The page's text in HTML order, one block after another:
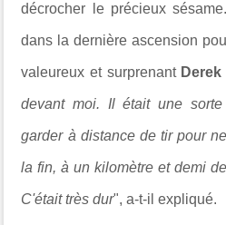
décrocher le précieux
dans la dernière ascension
valeureux et surprenant Derek
devant moi. Il était une
garder à distance de tir pour
la fin, à un kilomètre et demi
C'était très dur", a-t-il expliqué.